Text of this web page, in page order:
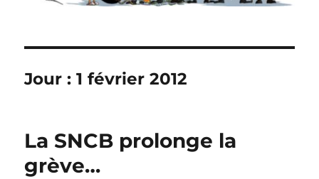
Jour :1 février 2012
La SNCB prolonge la
grève…